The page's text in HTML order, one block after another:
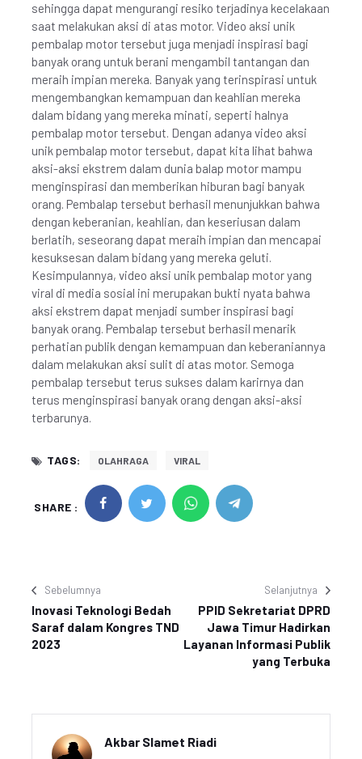
sehingga dapat mengurangi resiko terjadinya kecelakaan
saat melakukan aksi di atas motor. Video aksi unik
pembalap motor tersebut juga menjadi inspirasi bagi
banyak orang untuk berani mengambil tantangan dan
meraih impian mereka. Banyak yang terinspirasi untuk
mengembangkan kemampuan dan keahlian mereka
dalam bidang yang mereka minati, seperti halnya
pembalap motor tersebut. Dengan adanya video aksi
unik pembalap motor tersebut, dapat kita lihat bahwa
aksi-aksi ekstrem dalam dunia balap motor mampu
menginspirasi dan memberikan hiburan bagi banyak
orang. Pembalap tersebut berhasil menunjukkan bahwa
dengan keberanian, keahlian, dan keseriusan dalam
berlatih, seseorang dapat meraih impian dan mencapai
kesuksesan dalam bidang yang mereka geluti.
Kesimpulannya, video aksi unik pembalap motor yang
viral di media sosial ini merupakan bukti nyata bahwa
aksi ekstrem dapat menjadi sumber inspirasi bagi
banyak orang. Pembalap tersebut berhasil menarik
perhatian publik dengan kemampuan dan keberaniannya
dalam melakukan aksi sulit di atas motor. Semoga
pembalap tersebut terus sukses dalam karirnya dan
terus menginspirasi banyak orang dengan aksi-aksi
terbarunya.
TAGS: OLAHRAGA VIRAL
SHARE :
Sebelumnya
Inovasi Teknologi Bedah
Saraf dalam Kongres TND
2023
Selanjutnya
PPID Sekretariat DPRD
Jawa Timur Hadirkan
Layanan Informasi Publik
yang Terbuka
Akbar Slamet Riadi